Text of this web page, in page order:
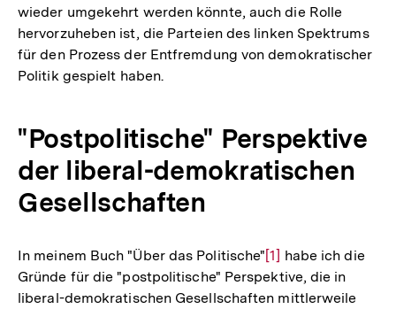
wieder umgekehrt werden könnte, auch die Rolle
hervorzuheben ist, die Parteien des linken Spektrums
für den Prozess der Entfremdung von demokratischer
Politik gespielt haben.
"Postpolitische" Perspektive
der liberal-demokratischen
Gesellschaften
In meinem Buch "Über das Politische"Zur
Auflösung
der
[1] habe ich die
Gründe für die "postpolitische" Perspektive, die in
liberal-demokratischen Gesellschaften mittlerweile